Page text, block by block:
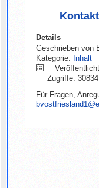
Kontakt
Details
Geschrieben von
Kategorie: Inhalt
Zugriffe: 30834
Für Fragen,